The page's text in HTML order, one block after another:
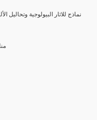
3- نماذج للاثار البيولوجية وتحاليل